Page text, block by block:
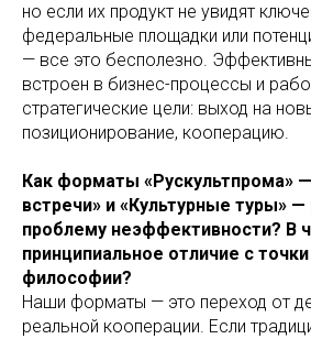
но если их продукт не увидят
федеральные площадки или
— все это бесполезно.
встроен в бизнес-процессы и
стратегические цели: выход на
позиционирование, кооперацию.
Как форматы «Рускультпрома»
встречи» и «Культурные туры»
проблему неэффективности? В
принципиальное отличие с
философии?
Наши форматы — это переход от
реальной кооперации. Если